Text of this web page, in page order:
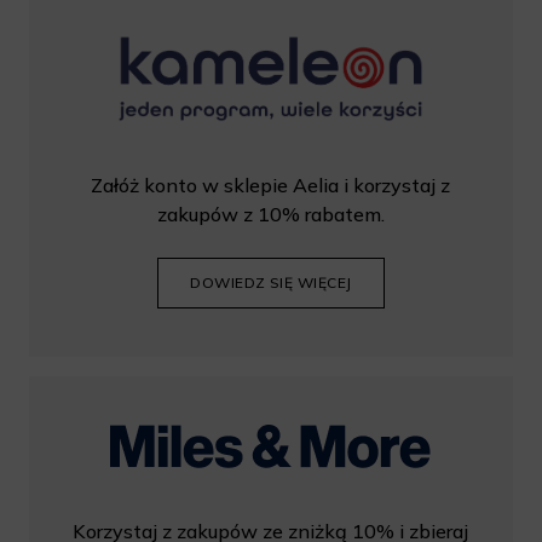
Załóż konto w sklepie Aelia i korzystaj z
zakupów z 10% rabatem.
DOWIEDZ SIĘ WIĘCEJ
Korzystaj z zakupów ze zniżką 10% i zbieraj